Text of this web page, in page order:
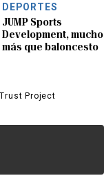
DEPORTES
JUMP Sports
Development, mucho
más que baloncesto